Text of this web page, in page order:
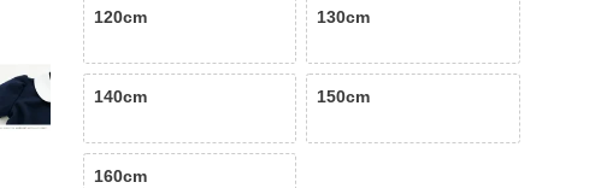
120cm 130cm
140cm 150cm
160cm